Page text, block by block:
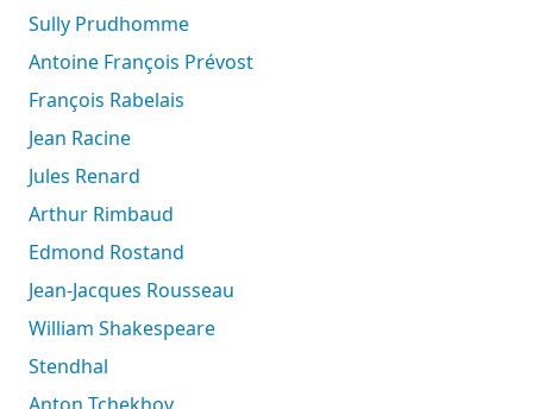
Sully Prudhomme
Antoine François Prévost
François Rabelais
Jean Racine
Jules Renard
Arthur Rimbaud
Edmond Rostand
Jean-Jacques Rousseau
William Shakespeare
Stendhal